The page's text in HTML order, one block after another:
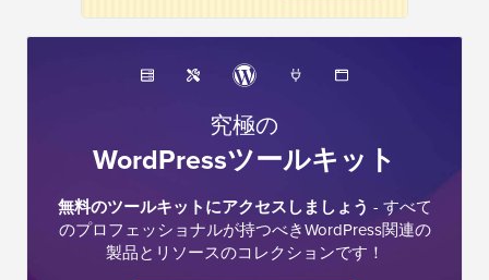
究極の
WordPressツールキット
無料のツールキットにアクセスしましょう - すべて
のプロフェッショナルが持つべきWordPress関連の
製品とリソースのコレクションです！